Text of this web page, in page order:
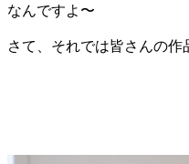
なんですよ〜
さて、それでは皆さんの作